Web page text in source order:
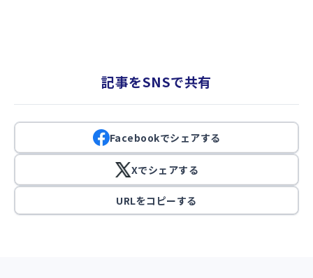
記事をSNSで共有
Facebookでシェアする
Xでシェアする
URLをコピーする